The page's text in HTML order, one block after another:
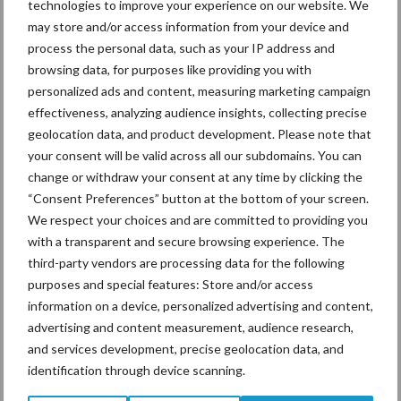
technologies to improve your experience on our website. We
may store and/or access information from your device and
process the personal data, such as your IP address and
browsing data, for purposes like providing you with
personalized ads and content, measuring marketing campaign
effectiveness, analyzing audience insights, collecting precise
geolocation data, and product development. Please note that
your consent will be valid across all our subdomains. You can
change or withdraw your consent at any time by clicking the
“Consent Preferences” button at the bottom of your screen.
We respect your choices and are committed to providing you
with a transparent and secure browsing experience. The
third-party vendors are processing data for the following
purposes and special features: Store and/or access
information on a device, personalized advertising and content,
advertising and content measurement, audience research,
and services development, precise geolocation data, and
identification through device scanning.
verminderen is maatwerk per bedrijf nodig. Soms is één maatregel
voldoende, op andere percelen is waarschijnlijk een stapeling van
maatregelen nodig. In alle gevallen is de praktijkervaring van de
ondernemer nodig om de maatregelen op de juiste manier in te
De volledige rapportage van 2023 ishierte vinden. Het
onderzoek is in 2024 voortgezet, de rapportage hiervan wordt
verwacht in mei 2025.
Bron:CLM
Beeld ter illustratie
Aanbevolen voor jou!
Grondstoffenmarkt blijft
grillig: droogte en
geopolitiek houden handel
in de greep